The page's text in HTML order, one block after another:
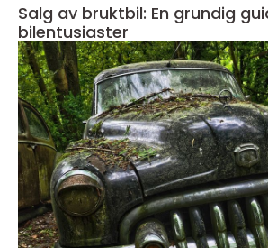
Salg av bruktbil: En grundig
bilentusiaster